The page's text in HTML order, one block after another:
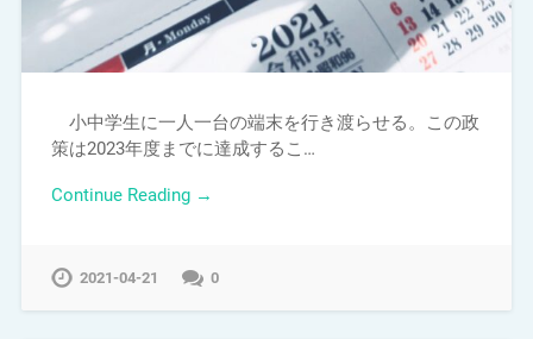
小中学生に一人一台の端末を行き渡らせる。この政
策は2023年度までに達成するこ…
Continue Reading →
2021-04-21 0